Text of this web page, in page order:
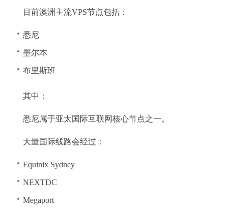
目前澳洲主流VPS节点包括：
悉尼
墨尔本
布里斯班
其中：
悉尼属于亚太国际互联网核心节点之一。
大量国际线路会经过：
Equinix Sydney
NEXTDC
Megaport